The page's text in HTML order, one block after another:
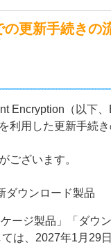
更新手続きの
Encryption（以下
利用した更新手続
ございます。
ダウンロード製品
ージ製品」「ダウ
は、2027年1月29